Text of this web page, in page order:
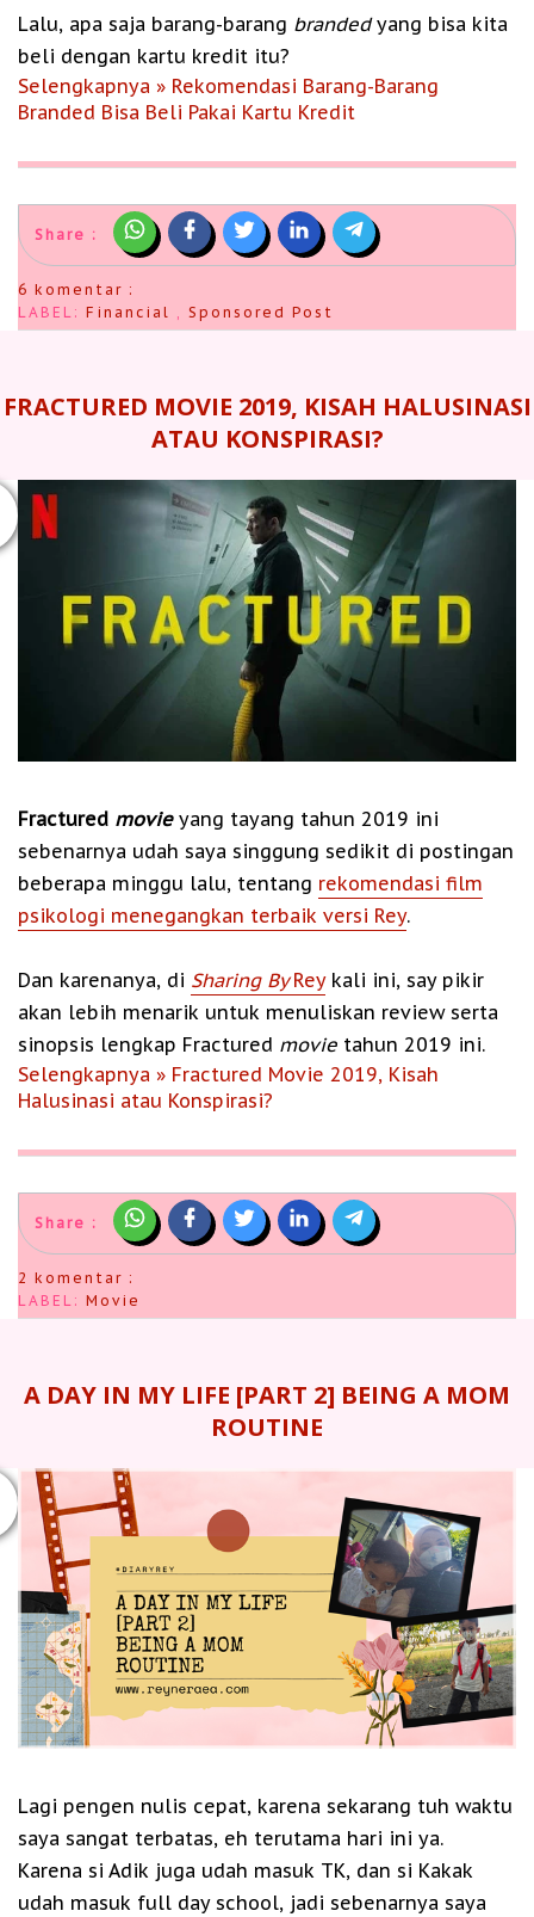
Lalu, apa saja barang-barang brandedyang bisa kita
beli dengan kartu kredit itu?
Selengkapnya » Rekomendasi Barang-Barang
Branded Bisa Beli Pakai Kartu Kredit
Share :
6 komentar :
LABEL: Financial Sponsored Post
FRACTURED MOVIE 2019, KISAH HALUSINASI
ATAU KONSPIRASI?
Fractured movieyang tayang tahun 2019 ini
sebenarnya udah saya singgung sedikit di postingan
beberapa minggu lalu, tentang rekomendasi film
psikologi menegangkan terbaik versi Rey.
Dan karenanya, di Sharing ByReykali ini, say pikir
akan lebih menarik untuk menuliskan review serta
sinopsis lengkap Fractured movie tahun 2019 ini.
Selengkapnya » Fractured Movie 2019, Kisah
Halusinasi atau Konspirasi?
Share :
2 komentar :
LABEL: Movie
A DAY IN MY LIFE [PART 2] BEING A MOM
ROUTINE
Lagi pengen nulis cepat, karena sekarang tuh waktu
saya sangat terbatas, eh terutama hari ini ya.
Karena si Adik juga udah masuk TK, dan si Kakak
udah masuk full day school, jadi sebenarnya saya